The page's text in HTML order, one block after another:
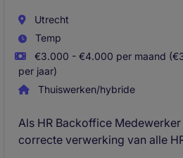
Utrecht
Temp
€3.000 - €4.000 per maand
per jaar)
Thuiswerken/hybride
Als HR Backoffice
correcte verwerking van alle